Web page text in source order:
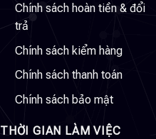
Chính sách hoàn tiền & đổi
trả
Chính sách kiểm hàng
Chính sách thanh toán
Chính sách bảo mật
THỜI GIAN LÀM VIỆC